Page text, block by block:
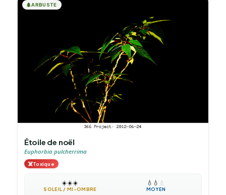
🌲ARBUSTE
Étoile de noël
Euphorbia pulcherrima
☠️Toxique
☀️☀️☀️
SOLEIL / MI-OMBRE
💧 💧 💧
MOYEN